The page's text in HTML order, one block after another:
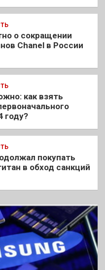
о сокращении
Chanel в России
как взять
году?
покупать
в обход санкций